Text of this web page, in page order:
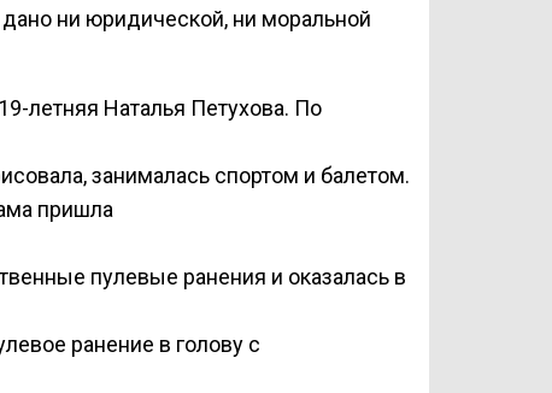
ни юридической, ни моральной
летняя Наталья Петухова. По
занималась спортом и балетом.
пришла
пулевые ранения и оказалась в
ранение в голову с